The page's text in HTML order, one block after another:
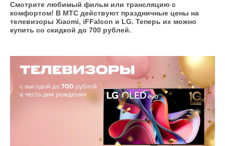
Смотрите любимый фильм или трансляцию с
комфортом! В МТС действуют праздничные цены на
телевизоры Xiaomi, iFFalcon и LG. Теперь их можно
купить со скидкой до 700 рублей.